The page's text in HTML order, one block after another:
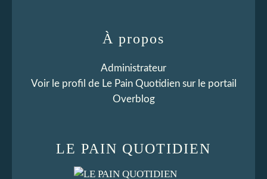
LE PAIN QUOTIDIEN
À propos
Administrateur
Voir le profil de Le Pain Quotidiensur le portail
Overblog